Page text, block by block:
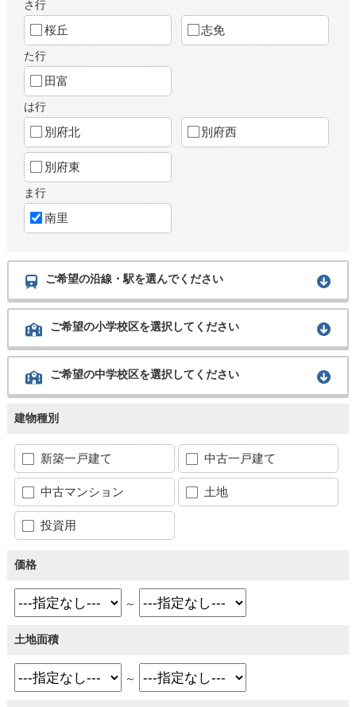
さ行
桜丘 志免
た行
田富
は行
別府北 別府西
別府東
ま行
南里
ご希望の沿線・駅を選んでください
ご希望の小学校区を選択してください
ご希望の中学校区を選択してください
建物種別
新築一戸建て 中古一戸建て
中古マンション 土地
投資用
価格
～
土地面積
～